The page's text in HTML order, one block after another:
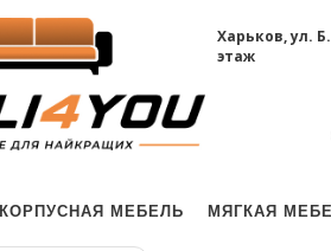
Харьков, ул.
этаж
КОРПУСНАЯ МЕБЕЛЬ МЯГКАЯ